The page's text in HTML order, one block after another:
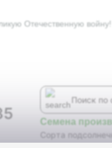
Отечественную войну!
Семена
Сорта